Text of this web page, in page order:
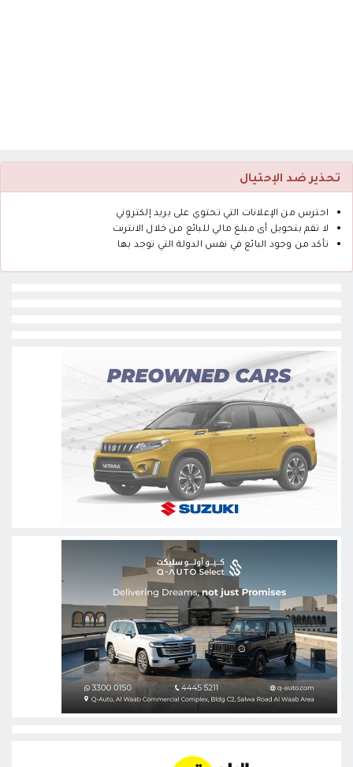
تحذير ضد الإحتيال
احترس من الإعلانات التي تحتوي على بريد إلكتروني
لا تقم بتحويل أى مبلغ مالي للبائع من خلال الانترنت
تأكد من وجود البائع في نفس الدولة التي توجد بها